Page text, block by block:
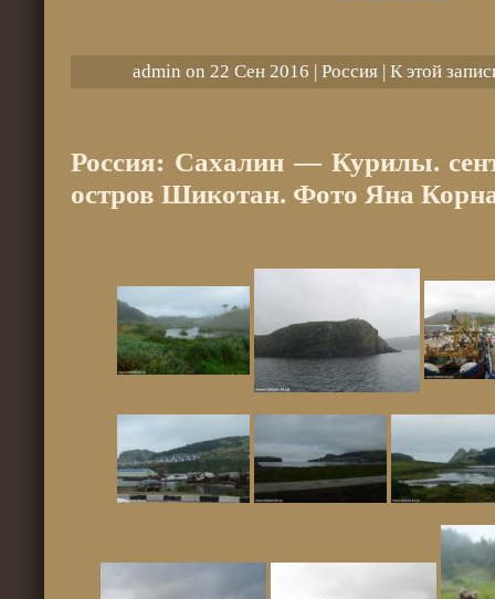
admin on 22 Сен 2016 | Россия| К этой
Россия: Сахалин — Курилы.
остров Шикотан. Фото Яна